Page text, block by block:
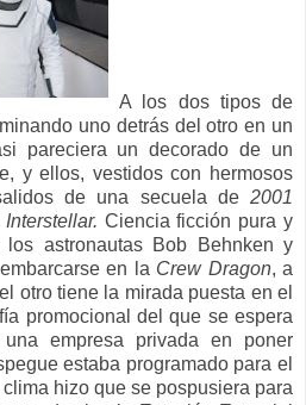
A los dos tipos de
uno detrás del otro en un
pareciera un decorado de un
y ellos, vestidos con hermosos
de una secuela de 2001
Interstellar. Ciencia ficción pura y
astronautas Bob Behnken y
en la Crew Dragon, a
otro tiene la mirada puesta en el
promocional del que se espera
empresa privada en poner
estaba programado para el
hizo que se pospusiera para